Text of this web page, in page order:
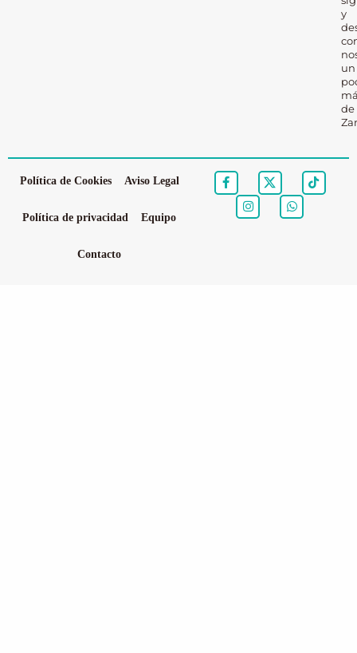
y
un
de
Política de Cookies Aviso Legal
Política de privacidad Equipo
Contacto